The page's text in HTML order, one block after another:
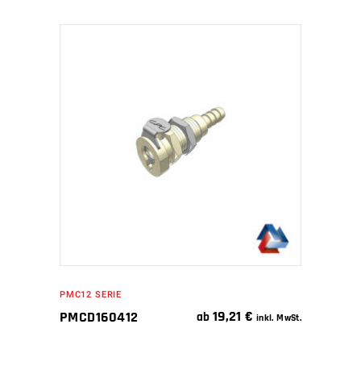
IN DEN WARENKORB
PMC12 SERIE
PMCD160412 ab 19,21€ inkl. MwSt.